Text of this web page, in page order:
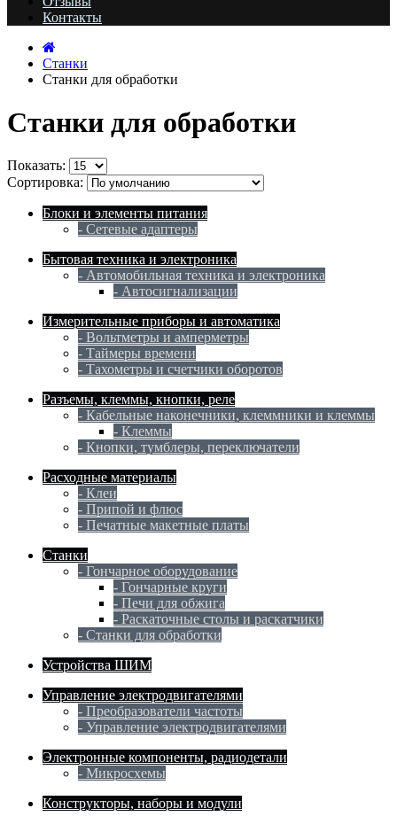
Контакты
Станки
Станки для обработки
Станки для обработки
Показать:
Сортировка:
Блоки и элементы питания
- Сетевые адаптеры
Бытовая техника и электроника
- Автомобильная техника и электроника
- Автосигнализации
Измерительные приборы и автоматика
- Вольтметры и амперметры
- Таймеры времени
- Тахометры и счетчики оборотов
Разъемы, клеммы, кнопки, реле
- Кабельные наконечники, клеммники и клеммы
- Клеммы
- Кнопки, тумблеры, переключатели
Расходные материалы
- Клеи
- Припой и флюс
- Печатные макетные платы
Станки
- Гончарное оборудование
- Гончарные круги
- Печи для обжига
- Раскаточные столы и раскатчики
- Станки для обработки
Устройства ШИМ
Управление электродвигателями
- Преобразователи частоты
- Управление электродвигателями
Электронные компоненты, радиодетали
- Микросхемы
Конструкторы, наборы и модули